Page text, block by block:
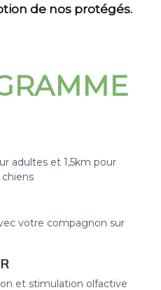
de nos protégés.
adultes et 1,5km pour
votre compagnon sur
et stimulation olfactive